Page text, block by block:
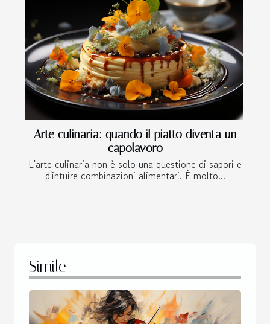
Arte culinaria: quando il piatto diventa un
capolavoro
L'arte culinaria non è solo una questione di sapori e
d'intuire combinazioni alimentari. È molto...
Simile